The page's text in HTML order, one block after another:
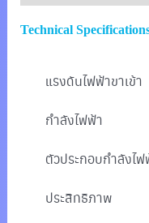
Technical
แรงดันไฟฟ้าขาเข้า
กำลังไฟฟ้า
ตัวประกอบกำลังไฟ
ประสิทธิภาพ